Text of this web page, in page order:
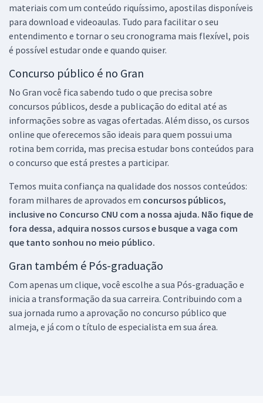
materiais com um conteúdo riquíssimo, apostilas disponíveis
para download e videoaulas. Tudo para facilitar o seu
entendimento e tornar o seu cronograma mais flexível, pois
é possível estudar onde e quando quiser.
Concurso público é no Gran
No Gran você fica sabendo tudo o que precisa sobre
concursos públicos, desde a publicação do edital até as
informações sobre as vagas ofertadas. Além disso, os cursos
online que oferecemos são ideais para quem possui uma
rotina bem corrida, mas precisa estudar bons conteúdos para
o concurso que está prestes a participar.
Temos muita confiança na qualidade dos nossos conteúdos:
foram milhares de aprovados em concursos públicos,
inclusive no Concurso CNU com a nossa ajuda. Não fique de
fora dessa, adquira nossos cursos e busque a vaga com
que tanto sonhou no meio público.
Gran também é Pós-graduação
Com apenas um clique, você escolhe a sua Pós-graduação e
inicia a transformação da sua carreira. Contribuindo com a
sua jornada rumo a aprovação no concurso público que
almeja, e já com o título de especialista em sua área.